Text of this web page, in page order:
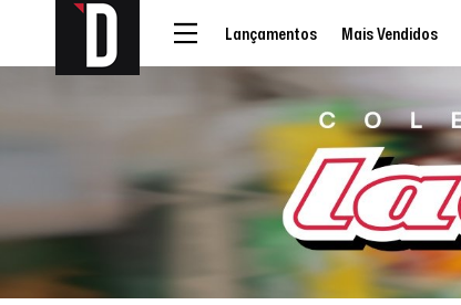
Lançamentos Mais Vendidos